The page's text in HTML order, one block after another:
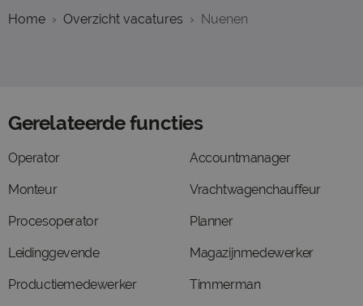
Home Overzicht vacatures Nuenen
Gerelateerde functies
Operator
Monteur
Procesoperator
Leidinggevende
Productiemedewerker
Accountmanager
Vrachtwagenchauffeur
Planner
Magazijnmedewerker
Timmerman